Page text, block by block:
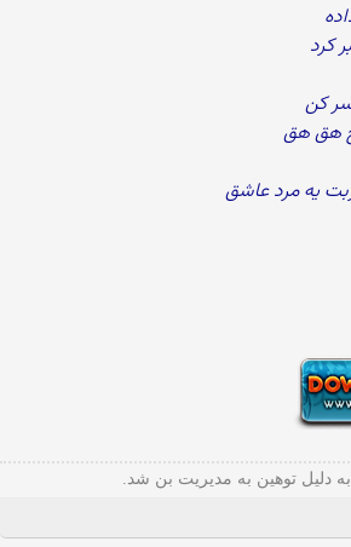
کرد
کن
هق هق
یه مرد عاشق
به دلیل توهین به مدیریت بن شد.